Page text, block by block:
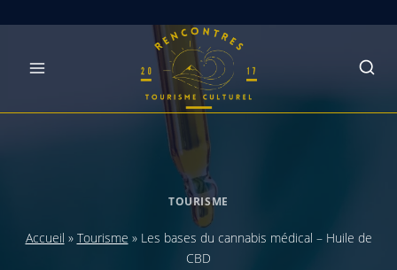
TOURISME
Accueil » Tourisme » Les bases du cannabis médical – Huile de
CBD